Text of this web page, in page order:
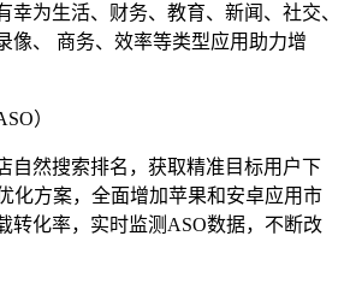
幸为生活、财务、教育、新闻、社交、
像、 商务、效率等类型应用助力增
）
自然搜索排名，获取精准目标用户下
化方案，全面增加苹果和安卓应用市
转化率，实时监测ASO数据，不断改